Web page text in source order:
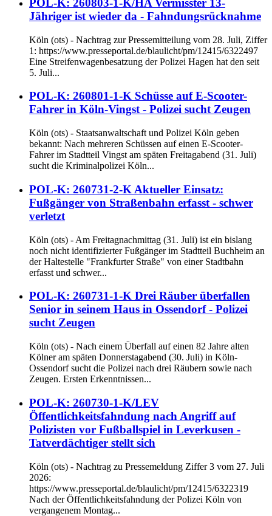
POL-K: 260803-1-K/HA Vermisster 13-
Jähriger ist wieder da - Fahndungsrücknahme
Köln (ots) - Nachtrag zur Pressemitteilung vom 28. Juli, Ziffer
1: https://www.presseportal.de/blaulicht/pm/12415/6322497
Eine Streifenwagenbesatzung der Polizei Hagen hat den seit
5. Juli...
POL-K: 260801-1-K Schüsse auf E-Scooter-
Fahrer in Köln-Vingst - Polizei sucht Zeugen
Köln (ots) - Staatsanwaltschaft und Polizei Köln geben
bekannt: Nach mehreren Schüssen auf einen E-Scooter-
Fahrer im Stadtteil Vingst am späten Freitagabend (31. Juli)
sucht die Kriminalpolizei Köln...
POL-K: 260731-2-K Aktueller Einsatz:
Fußgänger von Straßenbahn erfasst - schwer
verletzt
Köln (ots) - Am Freitagnachmittag (31. Juli) ist ein bislang
noch nicht identifizierter Fußgänger im Stadtteil Buchheim an
der Haltestelle "Frankfurter Straße" von einer Stadtbahn
erfasst und schwer...
POL-K: 260731-1-K Drei Räuber überfallen
Senior in seinem Haus in Ossendorf - Polizei
sucht Zeugen
Köln (ots) - Nach einem Überfall auf einen 82 Jahre alten
Kölner am späten Donnerstagabend (30. Juli) in Köln-
Ossendorf sucht die Polizei nach drei Räubern sowie nach
Zeugen. Ersten Erkenntnissen...
POL-K: 260730-1-K/LEV
Öffentlichkeitsfahndung nach Angriff auf
Polizisten vor Fußballspiel in Leverkusen -
Tatverdächtiger stellt sich
Köln (ots) - Nachtrag zu Pressemeldung Ziffer 3 vom 27. Juli
2026:
https://www.presseportal.de/blaulicht/pm/12415/6322319
Nach der Öffentlichkeitsfahndung der Polizei Köln von
vergangenem Montag...